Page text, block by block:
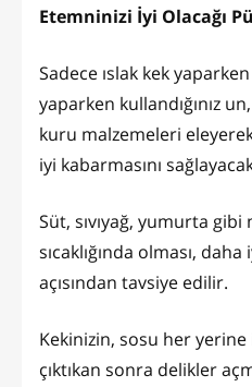
Etemninizi İyi Olacağı
Sadece ıslak kek
yaparken kullandığınız
kuru malzemeleri
iyi kabarmasını
Süt, sıvıyağ, yumurta
sıcaklığında olması,
açısından tavsiye edilir.
Kekinizin, sosu her yerine
çıktıkan sonra delikler